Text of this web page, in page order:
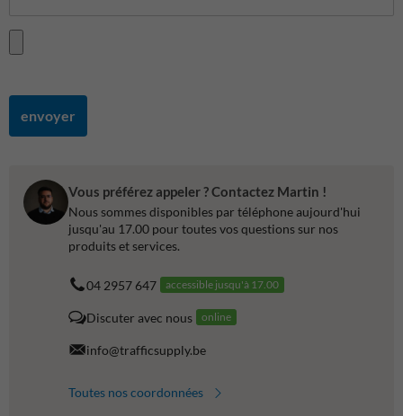
envoyer
Vous préférez appeler ? Contactez Martin !
Nous sommes disponibles par téléphone aujourd'hui
jusqu'au 17.00 pour toutes vos questions sur nos
produits et services.
04 2957 647 accessible jusqu'à 17.00
Discuter avec nous online
info@trafficsupply.be
Toutes nos coordonnées